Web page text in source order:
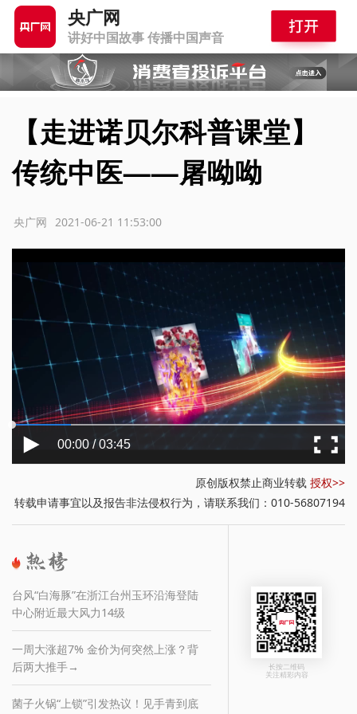
央广网
讲好中国故事 传播中国声音
【走进诺贝尔科普课堂】
传统中医——屠呦呦
2021-06-21 11:53:00
央广网
00:00 / 03:45
原创版权禁止商业转载 授权>>
转载申请事宜以及报告非法侵权行为，请联系我们：010-56807194
台风“白海豚”在浙江台州玉环沿海登陆
中心附近最大风力14级
一周大涨超7% 金价为何突然上涨？背
后两大推手→
菌子火锅“上锁”引发热议！见手青到底
长按二维码
关注精彩内容